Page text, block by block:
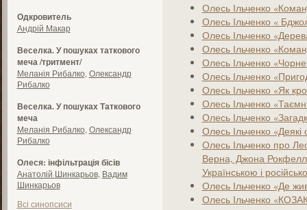
Одкровитель
Андрій Макар
Веселка. У пошуках таткового
меча /тритмент/
Меланія Рибалко Олександр
Рибалко
Веселка. У пошуках Таткового
меча
Меланія Рибалко Олександр
Рибалко
Олеся: інфільтрація бісів
Анатолій Шинкарьов, Вадим
Шинкарьов
Всі синопсиси
Олесь Ільченко
Олесь Ільченко «
Олесь Ільченко
Олесь Ільченко
Олесь Ільченко
Олесь Ільченко
Олесь Ільченко «Як
Олесь Ільченко
Олесь Ільченко
Олесь Ільченко
Олесь Ільченко про
Верна, Джона
Українською і
Олесь Ільченко «Де
Олесь Ільченко